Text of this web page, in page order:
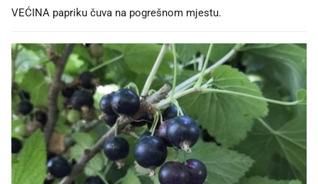
VEĆINA papriku čuva na pogrešnom mjestu.